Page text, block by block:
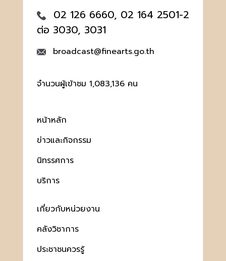
02 126 6660, 02 164 2501-2
ต่อ 3030, 3031
broadcast@finearts.go.th
จำนวนผู้เข้าชม 1,083,136 คน
หน้าหลัก
ข่าวและกิจกรรม
นิทรรศการ
บริการ
เกี่ยวกับหน่วยงาน
คลังวิชาการ
ประชาชนควรรู้